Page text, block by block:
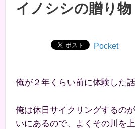
イノシシの贈り物
Pocket
俺が２年くらい前に体験した話
俺は休日サイクリングするの
いにあるので、よくその川を